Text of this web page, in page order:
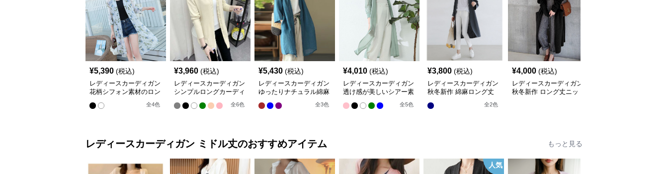
¥5,390 (税込)
レディースカーディガン
花柄シフォン素材のロン
全4色
¥3,960 (税込)
レディースカーディガン
シンプルロングカーディ
全6色
¥5,430 (税込)
レディースカーディガン
ゆったりナチュラル綿麻
素材の羽織りロング丈カ
ーディガン
全3色
¥4,010 (税込)
レディースカーディガン
透け感が美しいシアー素
材のロング丈カーディガ
ン
全5色
¥3,800 (税込)
レディースカーディガン
秋冬新作 綿麻ロング丈
カーディガン 薄手羽織
り
全2色
¥4,000 (税込)
レディースカーディガン
秋冬新作 ロング丈ニッ
レディースカーディガン ミドル丈のおすすめアイテム もっと見る
人気